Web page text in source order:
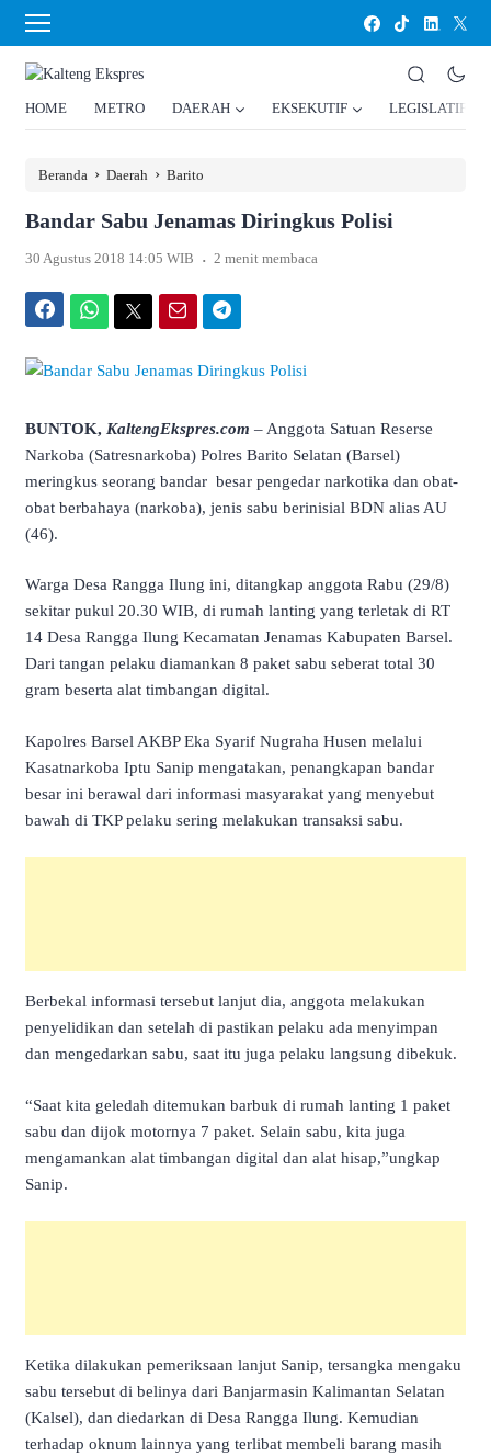
HOME METRO DAERAH EKSEKUTIF LEGISLATIF
Beranda › Daerah › Barito
Bandar Sabu Jenamas Diringkus Polisi
30 Agustus 2018 14:05 WIB . 2 menit membaca
BUNTOK, KaltengEkspres.com – Anggota Satuan Reserse
Narkoba (Satresnarkoba) Polres Barito Selatan (Barsel)
meringkus seorang bandar besar pengedar narkotika dan obat-
obat berbahaya (narkoba), jenis sabu berinisial BDN alias AU
(46).
Warga Desa Rangga Ilung ini, ditangkap anggota Rabu (29/8)
sekitar pukul 20.30 WIB, di rumah lanting yang terletak di RT
14 Desa Rangga Ilung Kecamatan Jenamas Kabupaten Barsel.
Dari tangan pelaku diamankan 8 paket sabu seberat total 30
gram beserta alat timbangan digital.
Kapolres Barsel AKBP Eka Syarif Nugraha Husen melalui
Kasatnarkoba Iptu Sanip mengatakan, penangkapan bandar
besar ini berawal dari informasi masyarakat yang menyebut
bawah di TKP pelaku sering melakukan transaksi sabu.
Berbekal informasi tersebut lanjut dia, anggota melakukan
penyelidikan dan setelah di pastikan pelaku ada menyimpan
dan mengedarkan sabu, saat itu juga pelaku langsung dibekuk.
“Saat kita geledah ditemukan barbuk di rumah lanting 1 paket
sabu dan dijok motornya 7 paket. Selain sabu, kita juga
mengamankan alat timbangan digital dan alat hisap,”ungkap
Sanip.
Ketika dilakukan pemeriksaan lanjut Sanip, tersangka mengaku
sabu tersebut di belinya dari Banjarmasin Kalimantan Selatan
(Kalsel), dan diedarkan di Desa Rangga Ilung. Kemudian
terhadap oknum lainnya yang terlibat membeli barang masih